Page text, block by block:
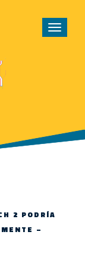
Toggle
2 PODRÍA
–